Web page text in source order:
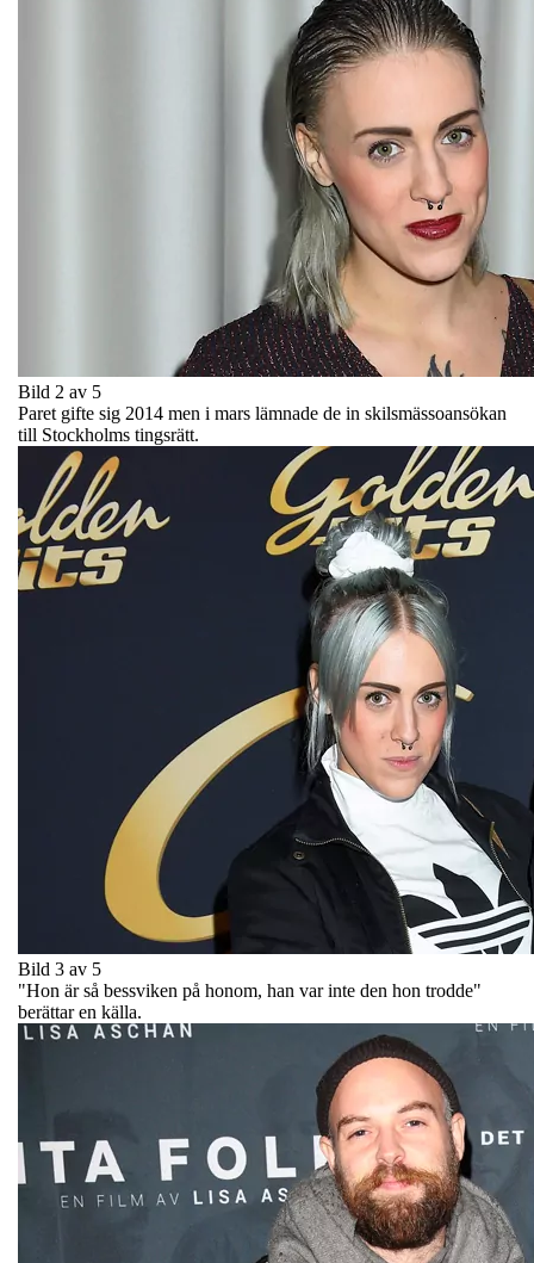
Bild 2 av 5
Paret gifte sig 2014 men i mars lämnade de in skilsmässoansökan
till Stockholms tingsrätt.
Bild 3 av 5
"Hon är så bessviken på honom, han var inte den hon trodde"
berättar en källa.